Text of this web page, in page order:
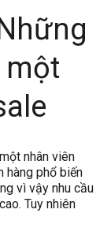
một
nhân viên
hàng phổ biến
vì vậy nhu cầu
Tuy nhiên